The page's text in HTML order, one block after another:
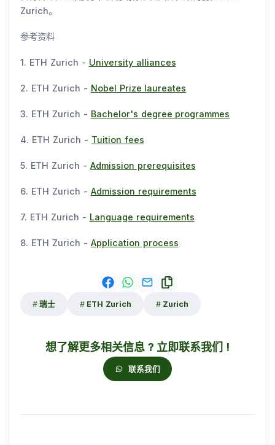
Zurich。
参考资料
1. ETH Zurich - University alliances
2. ETH Zurich - Nobel Prize laureates
3. ETH Zurich - Bachelor's degree programmes
4. ETH Zurich - Tuition fees
5. ETH Zurich - Admission prerequisites
6. ETH Zurich - Admission requirements
7. ETH Zurich - Language requirements
8. ETH Zurich - Application process
瑞士 ETH Zurich Zurich
想了解更多相关信息 ? 立即联系我们 !
联系我们